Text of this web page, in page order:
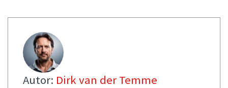
Autor: Dirk van der Temme